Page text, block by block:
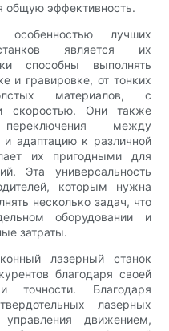
общую эффективность.
лучших
является их
способны выполнять
и гравировке, от тонких
материалов, с
скоростью. Они также
между
адаптацию к различной
их пригодными для
Эта универсальность
которым нужна
несколько задач, что
оборудовании и
затраты.
лазерный станок
благодаря своей
точности. Благодаря
лазерных
движением,